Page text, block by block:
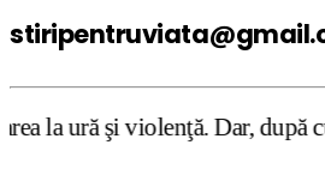
Dar, după cum confirmă